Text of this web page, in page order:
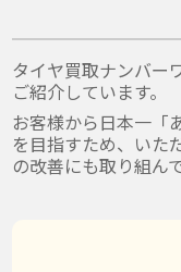
タイヤ買取ナンバー
ご紹介しています。
お客様から日本一「
を目指すため、いた
の改善にも取り組ん